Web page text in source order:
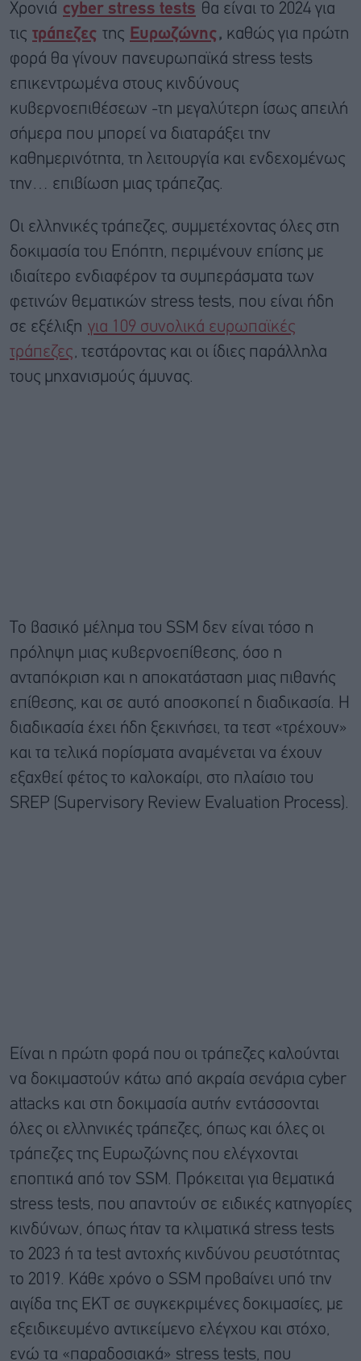
Χρονιά cyber stress tests θα είναι το 2024 για
τις τράπεζες της Ευρωζώνης, καθώς για πρώτη
φορά θα γίνουν πανευρωπαϊκά stress tests
επικεντρωμένα στους κινδύνους
κυβερνοεπιθέσεων -τη μεγαλύτερη ίσως απειλή
σήμερα που μπορεί να διαταράξει την
καθημερινότητα, τη λειτουργία και ενδεχομένως
την… επιβίωση μιας τράπεζας.
Οι ελληνικές τράπεζες, συμμετέχοντας όλες στη
δοκιμασία του Επόπτη, περιμένουν επίσης με
ιδιαίτερο ενδιαφέρον τα συμπεράσματα των
φετινών θεματικών stress tests, που είναι ήδη
σε εξέλιξη για 109 συνολικά ευρωπαϊκές
τράπεζες, τεστάροντας και οι ίδιες παράλληλα
τους μηχανισμούς άμυνας.
Το βασικό μέλημα του SSM δεν είναι τόσο η
πρόληψη μιας κυβερνοεπίθεσης, όσο η
ανταπόκριση και η αποκατάσταση μιας πιθανής
επίθεσης, και σε αυτό αποσκοπεί η διαδικασία. Η
διαδικασία έχει ήδη ξεκινήσει, τα τεστ «τρέχουν»
και τα τελικά πορίσματα αναμένεται να έχουν
εξαχθεί φέτος το καλοκαίρι, στο πλαίσιο του
SREP (Supervisory Review Evaluation Process).
Είναι η πρώτη φορά που οι τράπεζες καλούνται
να δοκιμαστούν κάτω από ακραία σενάρια cyber
attacks και στη δοκιμασία αυτήν εντάσσονται
όλες οι ελληνικές τράπεζες, όπως και όλες οι
τράπεζες της Ευρωζώνης που ελέγχονται
εποπτικά από τον SSM. Πρόκειται για θεματικά
stress tests, που απαντούν σε ειδικές κατηγορίες
κινδύνων, όπως ήταν τα κλιματικά stress tests
το 2023 ή τα test αντοχής κινδύνου ρευστότητας
το 2019. Κάθε χρόνο ο SSM προβαίνει υπό την
αιγίδα της ΕΚΤ σε συγκεκριμένες δοκιμασίες, με
εξειδικευμένο αντικείμενο ελέγχου και στόχο,
ενώ τα «παραδοσιακά» stress tests, που